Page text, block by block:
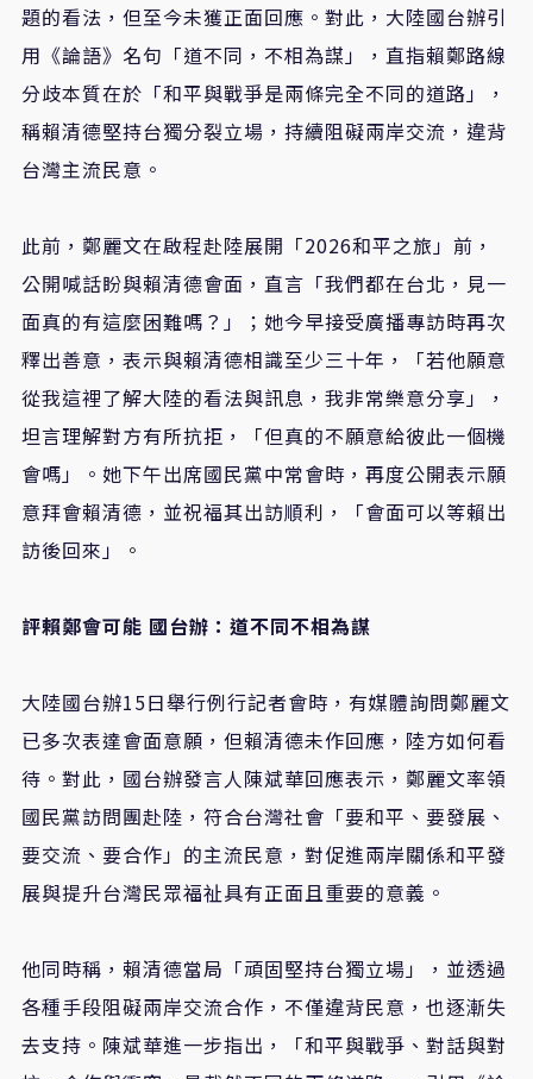
題的看法，但至今未獲正面回應。對此，大陸國台辦引
用《論語》名句「道不同，不相為謀」，直指賴鄭路線
分歧本質在於「和平與戰爭是兩條完全不同的道路」，
稱賴清德堅持台獨分裂立場，持續阻礙兩岸交流，違背
台灣主流民意。
此前，鄭麗文在啟程赴陸展開「2026和平之旅」前，
公開喊話盼與賴清德會面，直言「我們都在台北，見一
面真的有這麼困難嗎？」；她今早接受廣播專訪時再次
釋出善意，表示與賴清德相識至少三十年，「若他願意
從我這裡了解大陸的看法與訊息，我非常樂意分享」，
坦言理解對方有所抗拒，「但真的不願意給彼此一個機
會嗎」。她下午出席國民黨中常會時，再度公開表示願
意拜會賴清德，並祝福其出訪順利，「會面可以等賴出
訪後回來」。
評賴鄭會可能 國台辦：道不同不相為謀
大陸國台辦15日舉行例行記者會時，有媒體詢問鄭麗文
已多次表達會面意願，但賴清德未作回應，陸方如何看
待。對此，國台辦發言人陳斌華回應表示，鄭麗文率領
國民黨訪問團赴陸，符合台灣社會「要和平、要發展、
要交流、要合作」的主流民意，對促進兩岸關係和平發
展與提升台灣民眾福祉具有正面且重要的意義。
他同時稱，賴清德當局「頑固堅持台獨立場」，並透過
各種手段阻礙兩岸交流合作，不僅違背民意，也逐漸失
去支持。陳斌華進一步指出，「和平與戰爭、對話與對